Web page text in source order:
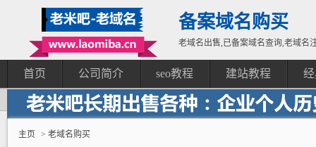
备案域名购买
老域名出售,已备案域名查询,老域名
首页 公司简介 seo教程 建站教程
主页 > 老域名购买